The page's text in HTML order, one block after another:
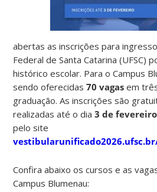
abertas as inscrições para
Federal de Santa Catarina (UFSC)
histórico escolar. Para o Campus
sendo oferecidas70 vagas em
graduação. As inscrições são
realizadas até o dia3 de fevereiro
pelo site
Confira abaixo os cursos e as
Campus Blumenau: